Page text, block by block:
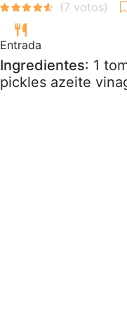
Entrada
Ingredientes: 1
pickles azeite